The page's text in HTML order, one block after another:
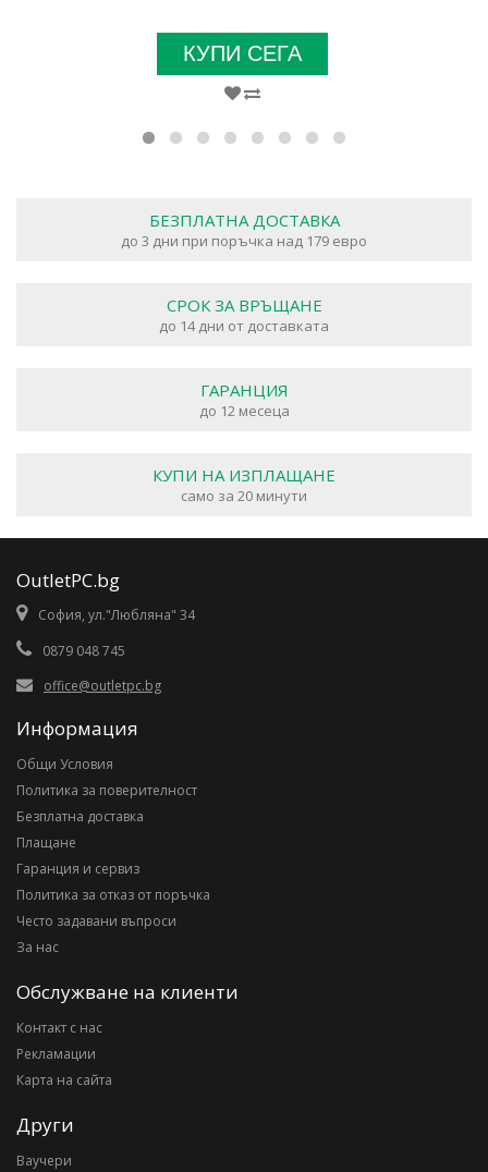
КУПИ СЕГА
БЕЗПЛАТНА ДОСТАВКА
до 3 дни при поръчка над 179 евро
СРОК ЗА ВРЪЩАНЕ
до 14 дни от доставката
ГАРАНЦИЯ
до 12 месеца
КУПИ НА ИЗПЛАЩАНЕ
само за 20 минути
OutletPC.bg
София, ул."Любляна" 34
0879 048 745
office@outletpc.bg
Информация
Общи Условия
Политика за поверителност
Безплатна доставка
Плащане
Гаранция и сервиз
Политика за отказ от поръчка
Често задавани въпроси
За нас
Обслужване на клиенти
Контакт с нас
Рекламации
Карта на сайта
Други
Ваучери